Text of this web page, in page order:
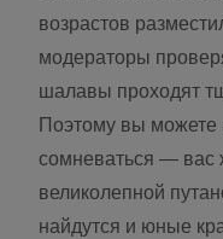
возрастов
модераторы
шалавы проходят
Поэтому вы
сомневаться — вас
великолепной
найдутся и юные